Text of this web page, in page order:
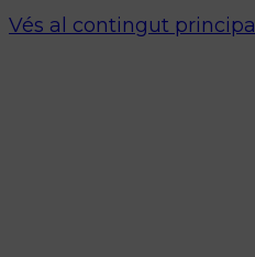
Vés al contingut principal